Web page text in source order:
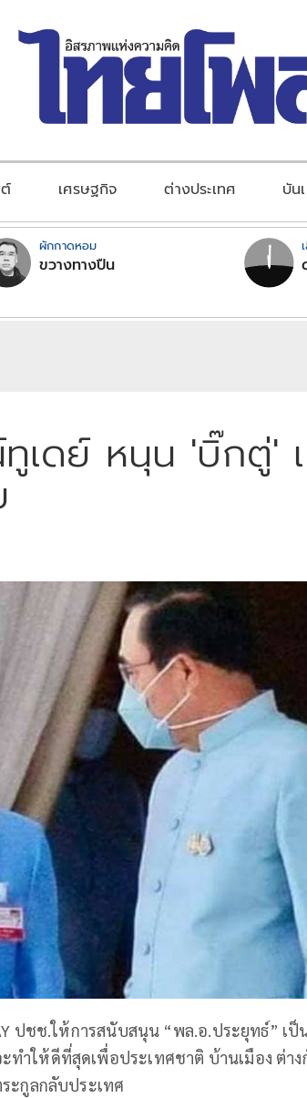
เศรษฐกิจ ต่างประเทศ บัน
ผักกาดหอม
ขวางทางปืน
ทูเดย์ หนุน 'บิ๊กตู่'
ปชช.ให้การสนับสนุน “พล.อ.ประยุทธ์” เ
ำให้ดีที่สุดเพื่อประเทศชาติ บ้านเมือง ต่าง
ะกูลกลับประเทศ